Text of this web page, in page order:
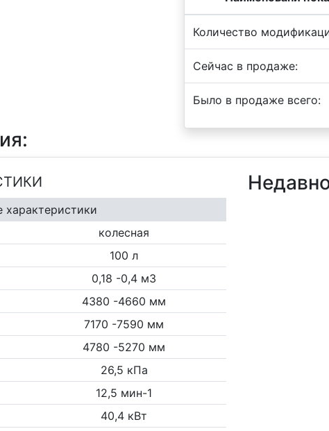
Количество
Сейчас в продаже:
Было в продаже всего:
характеристики
колесная
100 л
0,18 -0,4 м3
4380 -4660 мм
7170 -7590 мм
4780 -5270 мм
26,5 кПа
12,5 мин-1
40,4 кВт